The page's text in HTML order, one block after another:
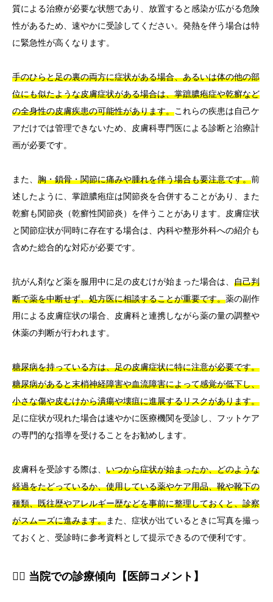
質による治療が必要な状態であり、放置すると感染が広がる危険
性があるため、速やかに受診してください。発熱を伴う場合は特
に緊急性が高くなります。
手のひらと足の裏の両方に症状がある場合、あるいは体の他の部
位にも似たような皮膚症状がある場合は、掌蹠膿疱症や乾癬など
の全身性の皮膚疾患の可能性があります。これらの疾患は自己ケ
アだけでは管理できないため、皮膚科専門医による診断と治療計
画が必要です。
また、 胸・鎖骨・関節に痛みや腫れを伴う場合も要注意です。前
述したように、掌蹠膿疱症は関節炎を合併することがあり、また
乾癬も関節炎（乾癬性関節炎）を伴うことがあります。皮膚症状
と関節症状が同時に存在する場合は、内科や整形外科への紹介も
含めた総合的な対応が必要です。
抗がん剤など薬を服用中に足の皮むけが始まった場合は、 自己判
断で薬を中断せず、処方医に相談することが重要です。薬の副作
用による皮膚症状の場合、皮膚科と連携しながら薬の量の調整や
休薬の判断が行われます。
糖尿病を持っている方は、足の皮膚症状に特に注意が必要です。
糖尿病があると末梢神経障害や血流障害によって感覚が低下し、
小さな傷や皮むけから潰瘍や壊疽に進展するリスクがあります。
足に症状が現れた場合は速やかに医療機関を受診し、フットケア
の専門的な指導を受けることをお勧めします。
皮膚科を受診する際は、 いつから症状が始まったか、どのような
経過をたどっているか、使用している薬やケア用品、靴や靴下の
種類、既往歴やアレルギー歴などを事前に整理しておくと、診察
がスムーズに進みます。また、症状が出ているときに写真を撮っ
ておくと、受診時に参考資料として提示できるので便利です。
👨‍⚕️ 当院での診療傾向【医師コメント】